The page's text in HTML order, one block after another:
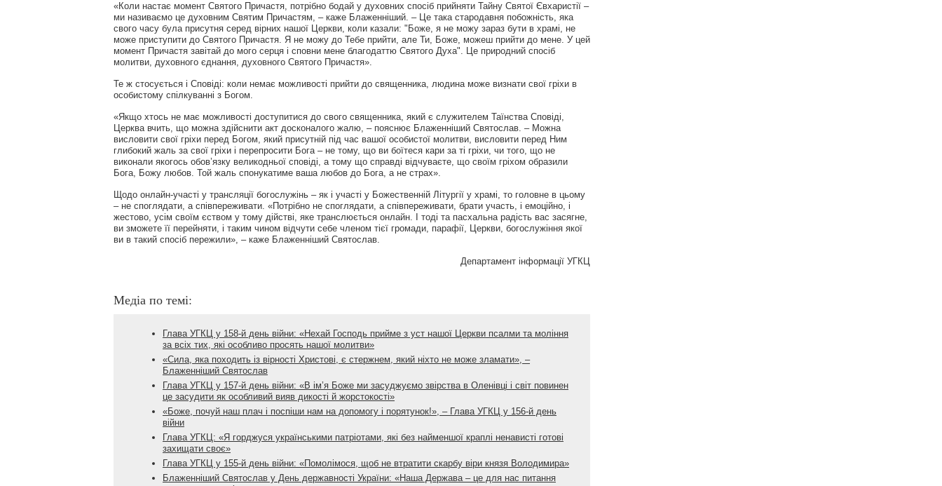
«Коли настає момент Святого Причастя, потрібно бодай у духовних спосіб прийняти Тайну Святої Євхаристії –
ми називаємо це духовним Святим Причастям, – каже Блаженніший. – Це така стародавня побожність, яка
свого часу була присутня серед вірних нашої Церкви, коли казали: "Боже, я не можу зараз бути в храмі, не
може приступити до Святого Причастя. Я не можу до Тебе прийти, але Ти, Боже, можеш прийти до мене. У цей
момент Причастя завітай до мого серця і сповни мене благодаттю Святого Духа". Це природний спосіб
молитви, духовного єднання, духовного Святого Причастя».
Те ж стосується і Сповіді: коли немає можливості прийти до священника, людина може визнати свої гріхи в
особистому спілкуванні з Богом.
«Якщо хтось не має можливості доступитися до свого священника, який є служителем Таїнства Сповіді,
Церква вчить, що можна здійснити акт досконалого жалю, – пояснює Блаженніший Святослав. – Можна
висловити свої гріхи перед Богом, який присутній під час вашої особистої молитви, висловити перед Ним
глибокий жаль за свої гріхи і перепросити Бога – не тому, що ви боїтеся кари за ті гріхи, чи того, що не
виконали якогось обов’язку великодньої сповіді, а тому що справді відчуваєте, що своїм гріхом образили
Бога, Божу любов. Той жаль спонукатиме ваша любов до Бога, а не страх».
Щодо онлайн-участі у трансляції богослужінь – як і участі у Божественній Літургії у храмі, то головне в цьому
– не споглядати, а співпереживати. «Потрібно не споглядати, а співпереживати, брати участь, і емоційно, і
жестово, усім своїм єством у тому дійстві, яке транслюється онлайн. І тоді та пасхальна радість вас засягне,
ви зможете її перейняти, і таким чином відчути себе членом тієї громади, парафії, Церкви, богослужіння якої
ви в такий спосіб пережили», – каже Блаженніший Святослав.
Департамент інформації УГКЦ
Медіа по темі:
Глава УГКЦ у 158-й день війни: «Нехай Господь прийме з уст нашої Церкви псалми та моління
за всіх тих, які особливо просять нашої молитви»
«Сила, яка походить із вірності Христові, є стержнем, який ніхто не може зламати», –
Блаженніший Святослав
Глава УГКЦ у 157-й день війни: «В ім’я Боже ми засуджуємо звірства в Оленівці і світ повинен
це засудити як особливий вияв дикості й жорстокості»
«Боже, почуй наш плач і поспіши нам на допомогу і порятунок!», – Глава УГКЦ у 156-й день
війни
Глава УГКЦ: «Я горджуся українськими патріотами, які без найменшої краплі ненависті готові
захищати своє»
Глава УГКЦ у 155-й день війни: «Помолімося, щоб не втратити скарбу віри князя Володимира»
Блаженніший Святослав у День державності України: «Наша Держава – це для нас питання